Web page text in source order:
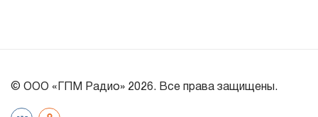
© ООО «ГПМ Радио» 2026. Все права защищены.